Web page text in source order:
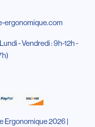
ergonomique.com
- Vendredi : 9h-12h -
Ergonomique 2026 |